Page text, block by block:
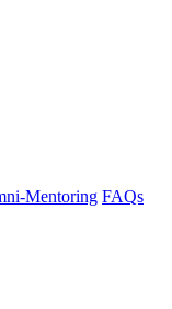
Mentoring FAQs